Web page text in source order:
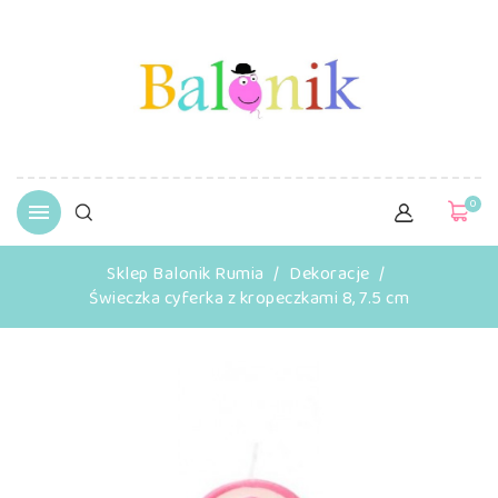
 0
Sklep Balonik Rumia
Dekoracje
Świeczka cyferka z kropeczkami 8, 7.5 cm